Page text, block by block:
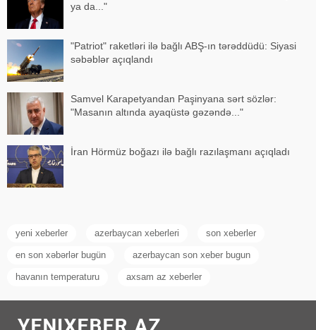
ya da..."
"Patriot" raketləri ilə bağlı ABŞ-ın tərəddüdü: Siyasi
səbəblər açıqlandı
Samvel Karapetyandan Paşinyana sərt sözlər:
"Masanın altında ayaqüstə gəzəndə..."
İran Hörmüz boğazı ilə bağlı razılaşmanı açıqladı
yeni xeberler azerbaycan xeberleri son xeberler
en son xəbərlər bugün azerbaycan son xeber bugun
havanın temperaturu axsam az xeberler